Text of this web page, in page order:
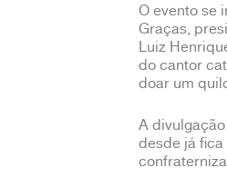
O evento se
Graças,
Luiz
do cantor
doar um
A
desde já